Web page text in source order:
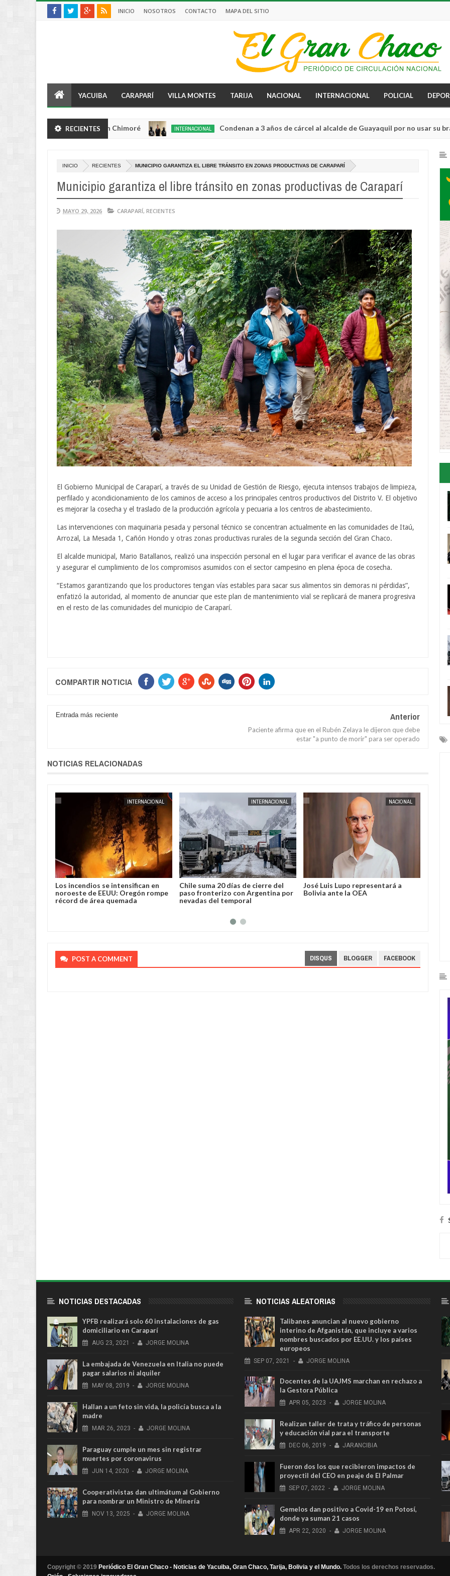
INICIO NOSOTROS CONTACTO MAPA DEL SITIO
YACUIBA CARAPARÍ VILLA MONTES TARIJA NACIONAL INTERNACIONAL POLICIAL
RECIENTES
herido de bala en Chimoré INTERNACIONAL Condenan a 3 años de cárcel al alcalde de Guayaquil por no usar su
INICIO RECIENTES MUNICIPIO GARANTIZA EL LIBRE TRÁNSITO EN ZONAS PRODUCTIVAS DE CARAPARÍ
Municipio garantiza el libre tránsito en zonas productivas de Caraparí
MAYO 29, 2026 CARAPARÍ, RECIENTES
El Gobierno Municipal de Caraparí, a través de su Unidad de Gestión de Riesgo, ejecuta intensos trabajos de limpieza,
perfilado y acondicionamiento de los caminos de acceso a los principales centros productivos del Distrito V. El objetivo
es mejorar la cosecha y el traslado de la producción agrícola y pecuaria a los centros de abastecimiento.
Las intervenciones con maquinaria pesada y personal técnico se concentran actualmente en las comunidades de Itaú,
Arrozal, La Mesada 1, Cañón Hondo y otras zonas productivas rurales de la segunda sección del Gran Chaco.
El alcalde municipal, Mario Batallanos, realizó una inspección personal en el lugar para verificar el avance de las obras
y asegurar el cumplimiento de los compromisos asumidos con el sector campesino en plena época de cosecha.
“Estamos garantizando que los productores tengan vías estables para sacar sus alimentos sin demoras ni pérdidas”,
enfatizó la autoridad, al momento de anunciar que este plan de mantenimiento vial se replicará de manera progresiva
en el resto de las comunidades del municipio de Caraparí.
COMPARTIR NOTICIA
Entrada más reciente Anterior
Paciente afirma que en el Rubén Zelaya le dijeron que debe
estar "a punto de morir" para ser operado
NOTICIAS RELACIONADAS
AUG AUG
INTERNACIONAL
Los incendios se intensifican en
noroeste de EEUU: Oregón rompe
récord de área quemada
INTERNACIONAL
Chile suma 20 días de cierre del
paso fronterizo con Argentina por
nevadas del temporal
NACIONAL
José Luis Lupo representará a
Bolivia ante la OEA
“No
de
POST A COMMENT DISQUS BLOGGER FACEBOOK
NOTICIAS DESTACADAS
YPFB realizará solo 60 instalaciones de gas
domiciliario en Caraparí
AUG 23, 2021 - JORGE MOLINA
La embajada de Venezuela en Italia no puede
pagar salarios ni alquiler
MAY 08, 2019 - JORGE MOLINA
Hallan a un feto sin vida, la policía busca a la
madre
MAR 26, 2023 - JORGE MOLINA
Paraguay cumple un mes sin registrar
muertes por coronavirus
JUN 14, 2020 - JORGE MOLINA
Cooperativistas dan ultimátum al Gobierno
para nombrar un Ministro de Minería
NOV 13, 2025 - JORGE MOLINA
NOTICIAS ALEATORIAS
Talibanes anuncian al nuevo gobierno
interino de Afganistán, que incluye a varios
nombres buscados por EE.UU. y los países
europeos
SEP 07, 2021 - JORGE MOLINA
Docentes de la UAJMS marchan en rechazo a
la Gestora Pública
APR 05, 2023 - JORGE MOLINA
Realizan taller de trata y tráfico de personas
y educación vial para el transporte
DEC 06, 2019 - JARANCIBIA
Fueron dos los que recibieron impactos de
proyectil del CEO en peaje de El Palmar
SEP 07, 2022 - JORGE MOLINA
Gemelos dan positivo a Covid-19 en Potosí,
donde ya suman 21 casos
APR 22, 2020 - JORGE MOLINA
Copyright © 2019 Periódico El Gran Chaco - Noticias de Yacuiba, Gran Chaco, Tarija, Bolivia y el Mundo. Todos los derechos reservados.